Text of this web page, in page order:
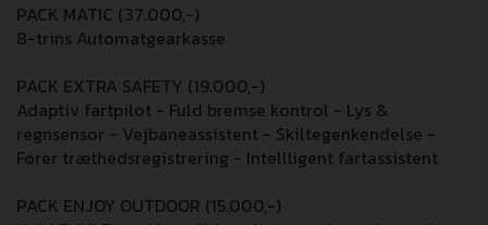
PACK MATIC (37.000,-)
8-trins Automatgearkasse
PACK EXTRA SAFETY (19.000,-)
Adaptiv fartpilot - Fuld bremse kontrol - Lys &
regnsensor - Vejbaneassistent - Skiltegenkendelse -
Fører træthedsregistrering - Intellligent fartassistent
PACK ENJOY OUTDOOR (15.000,-)